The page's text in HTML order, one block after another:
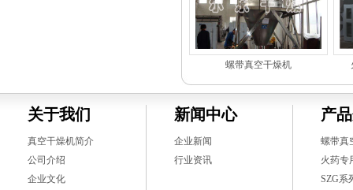
螺带真空干燥机
关于我们
真空干燥机简介
公司介绍
企业文化
新闻中心
企业新闻
行业资讯
产
螺带真
火药
SZG系